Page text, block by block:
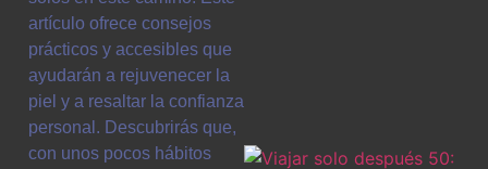
artículo ofrece consejos
prácticos y accesibles que
ayudarán a rejuvenecer la
piel y a resaltar la confianza
personal. Descubrirás que,
con unos pocos hábitos